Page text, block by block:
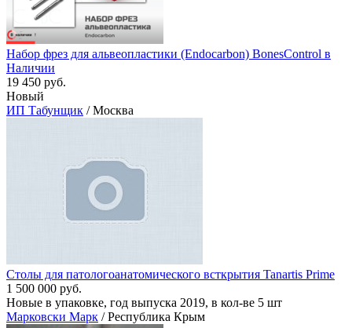
Набор фрез для альвеопластики (Endocarbon) BonesControl в
Наличии
19 450 руб.
Новый
ИП Табунщик / Москва
Столы для патологоанатомического всткрытия Tanartis Prime
1 500 000 руб.
Новые в упаковке, год выпуска 2019, в кол-ве 5 шт
Марковски Марк / Республика Крым